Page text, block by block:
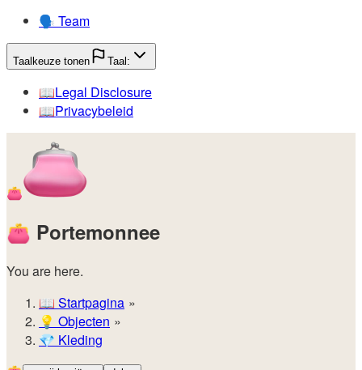
🗣️ Team
Taalkeuze tonen Taal:
📖️Legal Disclosure
📖️Privacybeleid
👛
👛 Portemonnee
You are here.
📖 Startpagina
💡️ Objecten
💎 Kleding